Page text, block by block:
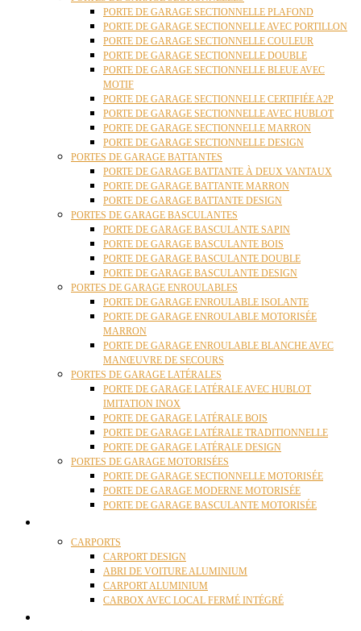
PORTE DE GARAGE SECTIONNELLE PLAFOND
PORTE DE GARAGE SECTIONNELLE AVEC PORTILLON
PORTE DE GARAGE SECTIONNELLE COULEUR
PORTE DE GARAGE SECTIONNELLE DOUBLE
PORTE DE GARAGE SECTIONNELLE BLEUE AVEC
MOTIF
PORTE DE GARAGE SECTIONNELLE CERTIFIÉE A2P
PORTE DE GARAGE SECTIONNELLE AVEC HUBLOT
PORTE DE GARAGE SECTIONNELLE MARRON
PORTE DE GARAGE SECTIONNELLE DESIGN
PORTES DE GARAGE BATTANTES
PORTE DE GARAGE BATTANTE À DEUX VANTAUX
PORTE DE GARAGE BATTANTE MARRON
PORTE DE GARAGE BATTANTE DESIGN
PORTES DE GARAGE BASCULANTES
PORTE DE GARAGE BASCULANTE SAPIN
PORTE DE GARAGE BASCULANTE BOIS
PORTE DE GARAGE BASCULANTE DOUBLE
PORTE DE GARAGE BASCULANTE DESIGN
PORTES DE GARAGE ENROULABLES
PORTE DE GARAGE ENROULABLE ISOLANTE
PORTE DE GARAGE ENROULABLE MOTORISÉE
MARRON
PORTE DE GARAGE ENROULABLE BLANCHE AVEC
MANŒUVRE DE SECOURS
PORTES DE GARAGE LATÉRALES
PORTE DE GARAGE LATÉRALE AVEC HUBLOT
IMITATION INOX
PORTE DE GARAGE LATÉRALE BOIS
PORTE DE GARAGE LATÉRALE TRADITIONNELLE
PORTE DE GARAGE LATÉRALE DESIGN
PORTES DE GARAGE MOTORISÉES
PORTE DE GARAGE SECTIONNELLE MOTORISÉE
PORTE DE GARAGE MODERNE MOTORISÉE
PORTE DE GARAGE BASCULANTE MOTORISÉE
CARPORTS
CARPORT DESIGN
ABRI DE VOITURE ALUMINIUM
CARPORT ALUMINIUM
CARBOX AVEC LOCAL FERMÉ INTÉGRÉ